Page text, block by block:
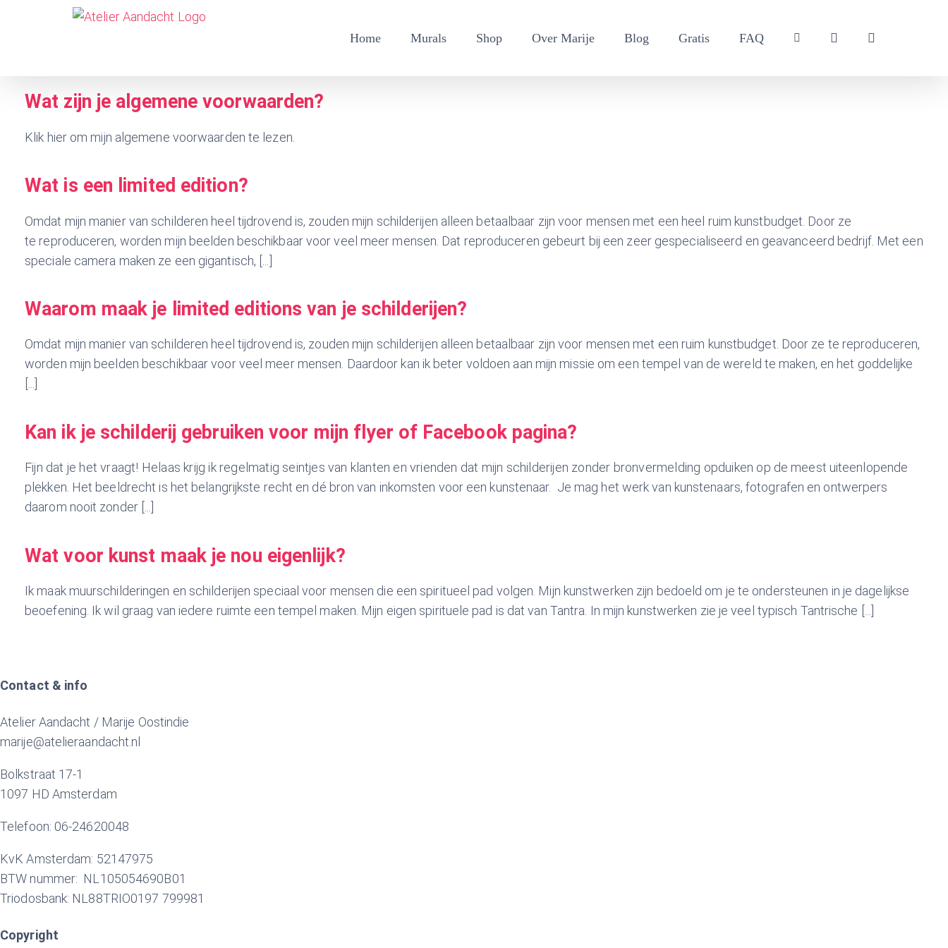
Home Murals Shop Over Marije Blog Gratis FAQ
Wat zijn je algemene voorwaarden?
Klik hier om mijn algemene voorwaarden te lezen.
Wat is een limited edition?
Omdat mijn manier van schilderen heel tijdrovend is, zouden mijn schilderijen alleen betaalbaar zijn voor mensen met een heel ruim kunstbudget. Door ze
te reproduceren, worden mijn beelden beschikbaar voor veel meer mensen. Dat reproduceren gebeurt bij een zeer gespecialiseerd en geavanceerd bedrijf. Met een
speciale camera maken ze een gigantisch, [...]
Waarom maak je limited editions van je schilderijen?
Omdat mijn manier van schilderen heel tijdrovend is, zouden mijn schilderijen alleen betaalbaar zijn voor mensen met een ruim kunstbudget. Door ze te reproduceren,
worden mijn beelden beschikbaar voor veel meer mensen. Daardoor kan ik beter voldoen aan mijn missie om een tempel van de wereld te maken, en het goddelijke
[...]
Kan ik je schilderij gebruiken voor mijn flyer of Facebook pagina?
Fijn dat je het vraagt! Helaas krijg ik regelmatig seintjes van klanten en vrienden dat mijn schilderijen zonder bronvermelding opduiken op de meest uiteenlopende
plekken. Het beeldrecht is het belangrijkste recht en dé bron van inkomsten voor een kunstenaar. Je mag het werk van kunstenaars, fotografen en ontwerpers
daarom nooit zonder [...]
Wat voor kunst maak je nou eigenlijk?
Ik maak muurschilderingen en schilderijen speciaal voor mensen die een spiritueel pad volgen. Mijn kunstwerken zijn bedoeld om je te ondersteunen in je dagelijkse
beoefening. Ik wil graag van iedere ruimte een tempel maken. Mijn eigen spirituele pad is dat van Tantra. In mijn kunstwerken zie je veel typisch Tantrische [...]
Contact & info
Atelier Aandacht / Marije Oostindie
marije@atelieraandacht.nl
Bolkstraat 17-1
1097 HD Amsterdam
Telefoon: 06-24620048
KvK Amsterdam: 52147975
BTW nummer: NL105054690B01
Triodosbank: NL88TRIO0197 799981
Copyright